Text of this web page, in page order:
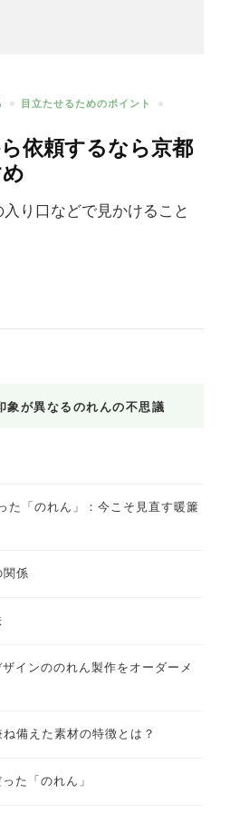
目立たせるためのポイント
依頼するなら京都
り口などで見かけること
象が異なるのれんの不思議
た「のれん」：今こそ見直す暖簾
関係
インののれん製作をオーダーメ
備えた素材の特徴とは？
た「のれん」